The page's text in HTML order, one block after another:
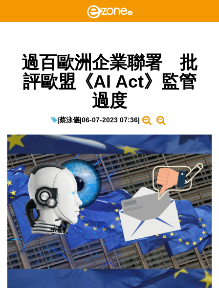
過百歐洲企業聯署 批
評歐盟《AI Act》監管
過度
|蔡泳儀|06-07-2023 07:36|